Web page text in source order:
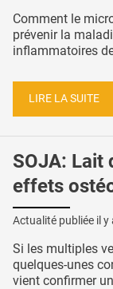
Comment le
prévenir la
inflammatoires
LIRE LA SUITE
SOJA: Lait
effets
Actualité publiée il y
Si les multiples
quelques-unes
vient confirmer